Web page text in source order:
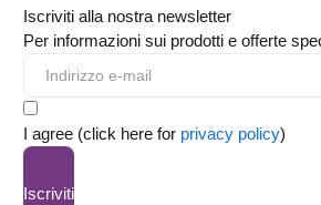
Iscriviti alla nostra newsletter
Per informazioni sui prodotti e offerte
I agree (click here for privacy policy)
Iscriviti